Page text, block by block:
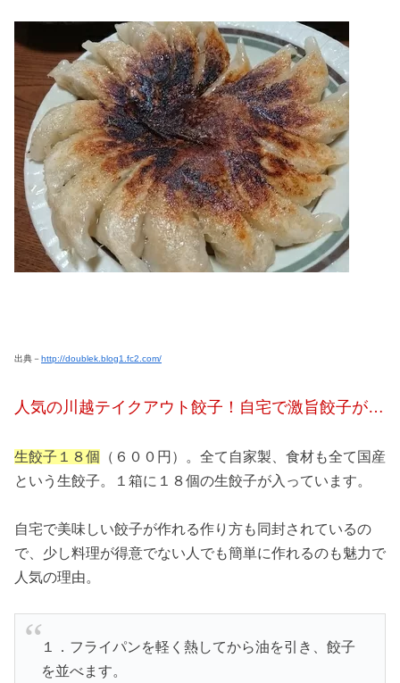
出典－ http://doublek.blog1.fc2.com/
人気の川越テイクアウト餃子！自宅で激旨餃子が…
生餃子１８個 （６００円）。全て自家製、食材も全て国産
という生餃子。１箱に１８個の生餃子が入っています。
自宅で美味しい餃子が作れる作り方も同封されているの
で、少し料理が得意でない人でも簡単に作れるのも魅力で
人気の理由。
１．フライパンを軽く熱してから油を引き、餃子
を並べます。